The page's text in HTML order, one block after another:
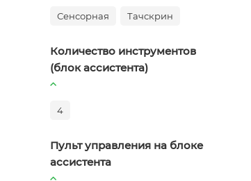
Сенсорная Тачскрин
Количество инструментов
(блок ассистента)
4
Пульт управления на блоке
ассистента